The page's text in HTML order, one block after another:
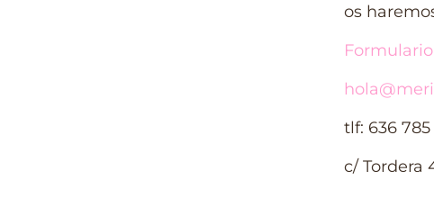
os
Formulario
tlf: 636 785
c/ Tordera